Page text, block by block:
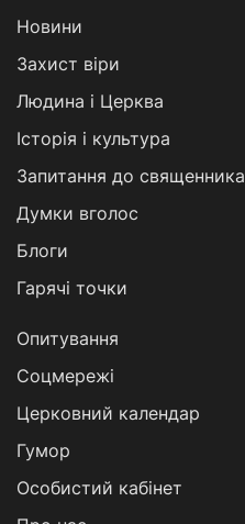
Новини
Захист віри
Людина і Церква
Історія і культура
Запитання до священника
Думки вголос
Блоги
Гарячі точки
Опитування
Соцмережі
Церковний календар
Гумор
Особистий кабінет